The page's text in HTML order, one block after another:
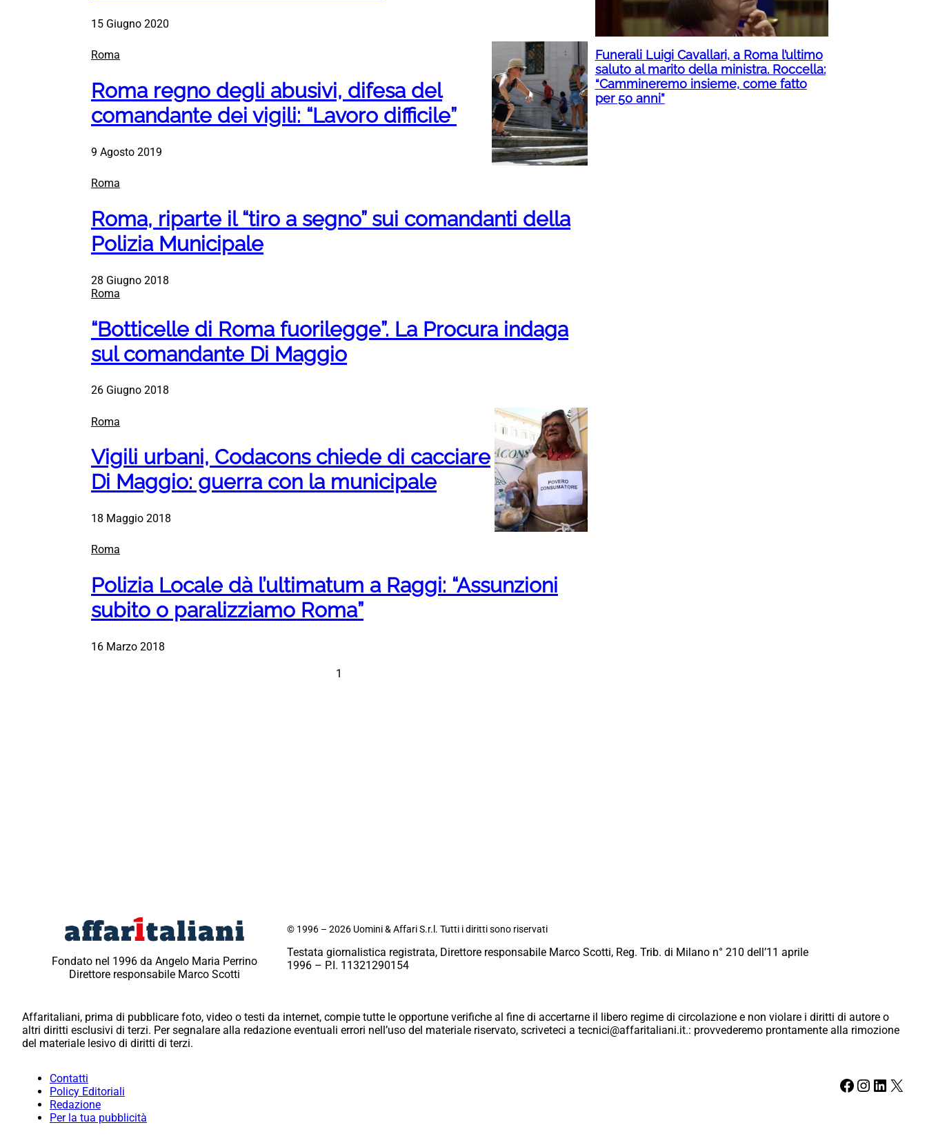
15 Giugno 2020
Roma
Roma regno degli abusivi, difesa del
comandante dei vigili: “Lavoro difficile”
9 Agosto 2019
Roma
Roma, riparte il “tiro a segno” sui comandanti della
Polizia Municipale
28 Giugno 2018
Roma
“Botticelle di Roma fuorilegge”. La Procura indaga
sul comandante Di Maggio
26 Giugno 2018
Roma
Vigili urbani, Codacons chiede di cacciare
Di Maggio: guerra con la municipale
18 Maggio 2018
Roma
Polizia Locale dà l’ultimatum a Raggi: “Assunzioni
subito o paralizziamo Roma”
16 Marzo 2018
1
Funerali Luigi Cavallari, a Roma l’ultimo
saluto al marito della ministra. Roccella:
“Cammineremo insieme, come fatto
per 50 anni”
Fondato nel 1996 da Angelo Maria Perrino
Direttore responsabile Marco Scotti
© 1996 – 2026 Uomini & Affari S.r.l. Tutti i diritti sono riservati
Testata giornalistica registrata, Direttore responsabile Marco Scotti, Reg. Trib. di Milano n° 210 dell’11 aprile
1996 – P.I. 11321290154
Affaritaliani, prima di pubblicare foto, video o testi da internet, compie tutte le opportune verifiche al fine di accertarne il libero regime di circolazione e non violare i diritti di autore o
altri diritti esclusivi di terzi. Per segnalare alla redazione eventuali errori nell’uso del materiale riservato, scriveteci a tecnici@affaritaliani.it.: provvederemo prontamente alla rimozione
del materiale lesivo di diritti di terzi.
Contatti
Policy Editoriali
Redazione
Per la tua pubblicità
Facebook Instagram LinkedIn X